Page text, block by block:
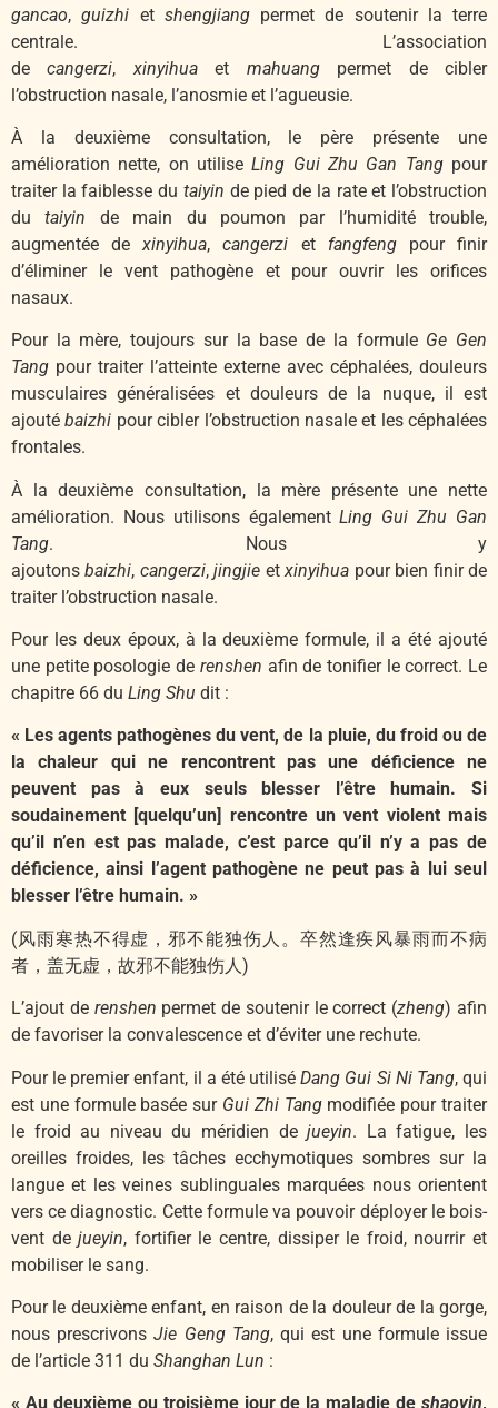
gancao,guizhi et shengjiangpermet de soutenir la terre
centrale. L’association
decangerzi, xinyihuaet mahuangpermet de cibler
l’obstruction nasale, l’anosmie et l’agueusie.
À la deuxième consultation, le père présente une
amélioration nette, on utiliseLing Gui Zhu Gan Tangpour
traiter la faiblesse du taiyin de pied de la rate et l’obstruction
dutaiyin de main du poumon par l’humidité trouble,
augmentée dexinyihua,cangerzi et fangfengpour finir
d’éliminer le vent pathogène et pour ouvrir les orifices
nasaux.
Pour la mère, toujours sur la base de la formule Ge Gen
Tang pour traiter l’atteinte externe avec céphalées, douleurs
musculaires généralisées et douleurs de la nuque, il est
ajoutébaizhi pour cibler l’obstruction nasale et les céphalées
frontales.
À la deuxième consultation, la mère présente une nette
amélioration. Nous utilisons égalementLing Gui Zhu Gan
Tang. Nous y
ajoutonsbaizhi, cangerzi,jingjie etxinyihua pour bien finir de
traiter l’obstruction nasale.
Pour les deux époux, à la deuxième formule, il a été ajouté
une petite posologie de renshen afin de tonifier le correct. Le
chapitre 66 du Ling Shu dit :
« Les agents pathogènes du vent, de la pluie, du froid ou de
la chaleur qui ne rencontrent pas une déficience ne
peuvent pas à eux seuls blesser l’être humain. Si
soudainement [quelqu’un] rencontre un vent violent mais
qu’il n’en est pas malade, c’est parce qu’il n’y a pas de
déficience, ainsi l’agent pathogène ne peut pas à lui seul
blesser l’être humain. »
(风雨寒热不得虚，邪不能独伤人。卒然逢疾风暴雨而不病
者，盖无虚，故邪不能独伤人)
L’ajout de renshen permet de soutenir le correct (zheng) afin
de favoriser la convalescence et d’éviter une rechute.
Pour le premier enfant, il a été utiliséDang Gui Si Ni Tang, qui
est une formule basée sur Gui Zhi Tangmodifiée pour traiter
le froid au niveau du méridien dejueyin. La fatigue, les
oreilles froides, les tâches ecchymotiques sombres sur la
langue et les veines sublinguales marquées nous orientent
vers ce diagnostic. Cette formule va pouvoir déployer le bois-
vent dejueyin, fortifier le centre, dissiper le froid, nourrir et
mobiliser le sang.
Pour le deuxième enfant, en raison de la douleur de la gorge,
nous prescrivonsJie Geng Tang, qui est une formule issue
de l’article 311 du Shanghan Lun :
« Au deuxième ou troisième jour de la maladie de shaoyin,